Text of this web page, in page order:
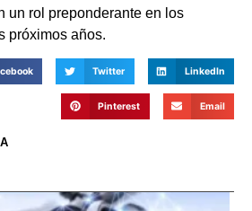
un rol preponderante en los
próximos años.
Twitter LinkedIn
Pinterest Email